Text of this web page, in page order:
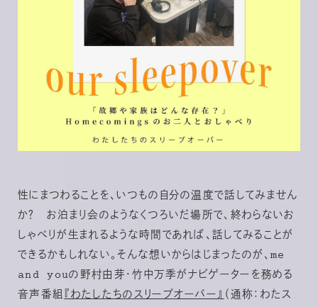
性にまつわることを、いつもの自分の温度で話してみません
か？ お泊まり会のようなくつろいだ場所で、終わらないお
しゃべりが生まれるような時間であれば、話してみることが
できるかもしれない。そんな想いからはじまったのが、me
and youの野村由芽・竹中万季がナビゲーターを務める
音声番組『わたしたちのスリープオーバー』（通称：わたス